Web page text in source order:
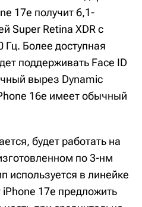
17e получит 6,1-
Super Retina XDR с
Гц. Более доступная
поддерживать Face ID
вырез Dynamic
16e имеет обычный
будет работать на
по 3-нм
используется в линейке
17e предложить